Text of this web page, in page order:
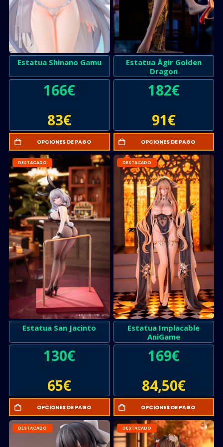
Estatua Shinano Gamu
166€
83€
OPCIONES DE PAGO
Estatua Ägir Golden
Dragon
182€
91€
OPCIONES DE PAGO
DESTACADO
Estatua San Jacinto
130€
65€
OPCIONES DE PAGO
DESTACADO
Estatua Implacable
AniGame
169€
84,50€
OPCIONES DE PAGO
DESTACADO DESTACADO